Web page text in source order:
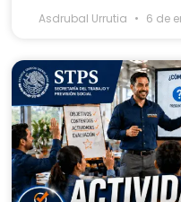
Asdrubal Urrutia 6 de